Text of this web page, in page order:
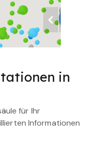
in
für Ihr
Informationen